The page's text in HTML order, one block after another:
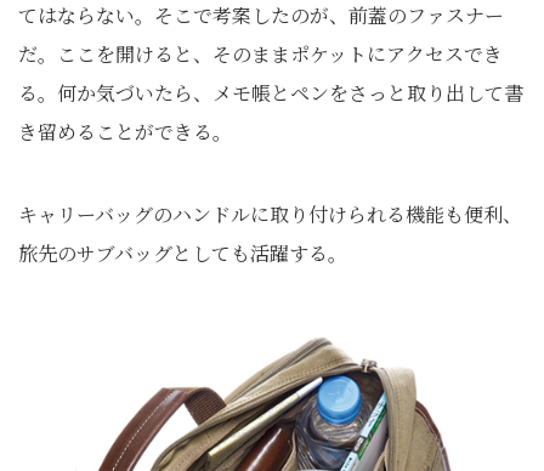
てはならない。そこで考案したのが、前蓋のファスナー
だ。ここを開けると、そのままポケットにアクセスでき
る。何か気づいたら、メモ帳とペンをさっと取り出して書
き留めることができる。
キャリーバッグのハンドルに取り付けられる機能も便利、
旅先のサブバッグとしても活躍する。